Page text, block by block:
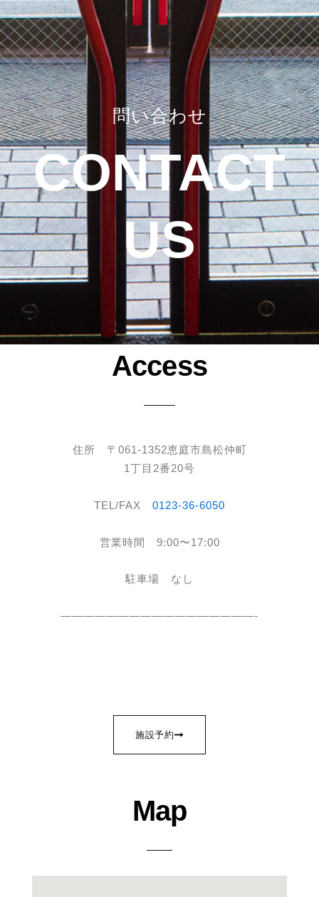
問い合わせ
CONTACT
US
Access
住所 〒061-1352恵庭市島松仲町
1丁⽬2番20号
TEL/FAX 0123-36-6050
営業時間 9:00〜17:00
駐⾞場 なし
—————————————————-
施設予約
Map